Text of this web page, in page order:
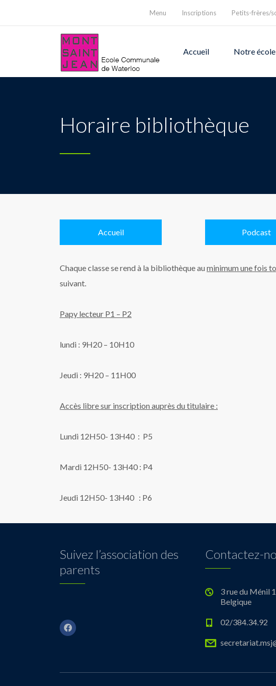
Menu Inscriptions Petits-frères/
Accueil Notre école
Horaire bibliothèque
Accueil Podcast
Chaque classe se rend à la bibliothèque au minimum une fois
suivant.
Papy lecteur P1 – P2
lundi : 9H20 – 10H10
Jeudi : 9H20 – 11H00
Accès libre sur inscription auprès du titulaire :
Lundi 12H50- 13H40 : P5
Mardi 12H50- 13H40 : P4
Jeudi 12H50- 13H40 : P6
Suivez l’association des
parents
Contactez-
3 rue du Ménil
Belgique
02/384.34.92